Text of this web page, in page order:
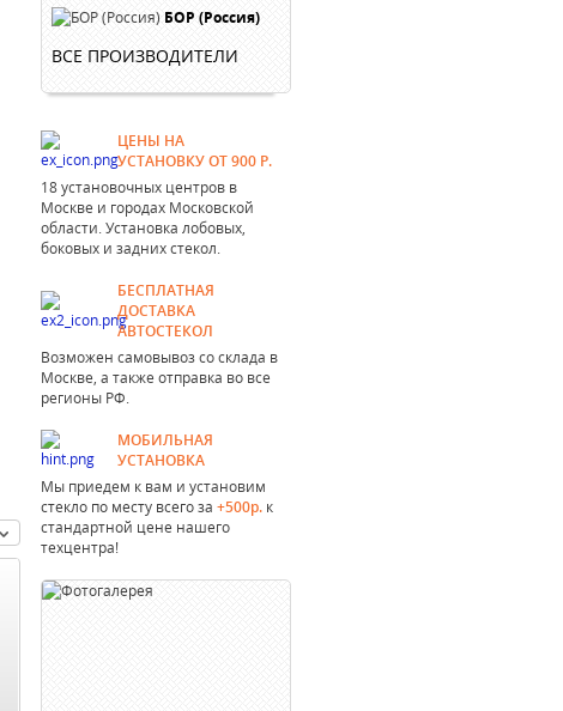
БОР (Россия)
ВСЕ ПРОИЗВОДИТЕЛИ
ЦЕНЫ НА
УСТАНОВКУ ОТ 900 Р.
18 установочных центров в
Москве и городах Московской
области. Установка лобовых,
боковых и задних стекол.
БЕСПЛАТНАЯ
ДОСТАВКА
АВТОСТЕКОЛ
Возможен самовывоз со склада в
Москве, а также отправка во все
регионы РФ.
МОБИЛЬНАЯ
УСТАНОВКА
Мы приедем к вам и установим
стекло по месту всего за +500р. к
стандартной цене нашего
техцентра!